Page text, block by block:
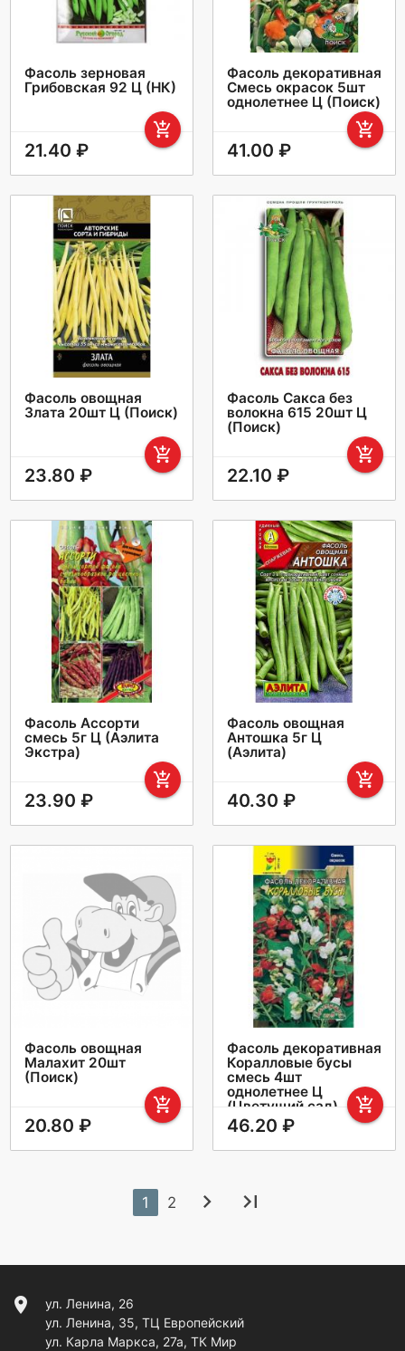
Фасоль зерновая
Грибовская 92 Ц (НК)
add_shopping_cart
21.40 ₽
Фасоль декоративная
Смесь окрасок 5шт
однолетнее Ц (Поиск)
add_shopping_cart
41.00 ₽
Фасоль овощная
Злата 20шт Ц (Поиск)
add_shopping_cart
23.80 ₽
Фасоль Сакса без
волокна 615 20шт Ц
(Поиск)
add_shopping_cart
22.10 ₽
Фасоль Ассорти
смесь 5г Ц (Аэлита
Экстра)
add_shopping_cart
23.90 ₽
Фасоль овощная
Антошка 5г Ц
(Аэлита)
add_shopping_cart
40.30 ₽
Фасоль овощная
Малахит 20шт
(Поиск)
add_shopping_cart
20.80 ₽
Фасоль декоративная
Коралловые бусы
смесь 4шт
однолетнее Ц
(Цветущий сад)
add_shopping_cart
46.20 ₽
1 2 chevron_right last_page
location_on
ул. Ленина, 26
ул. Ленина, 35, ТЦ Европейский
ул. Карла Маркса, 27а, ТК Мир